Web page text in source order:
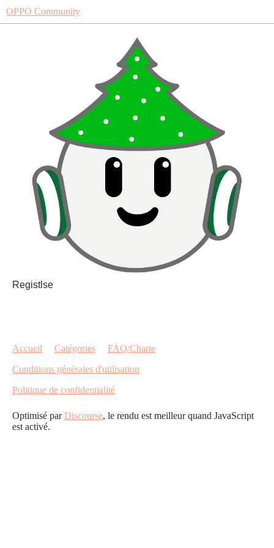
OPPO Community
Registlse
Accueil Catégories
FAQ/Charte
Conditions générales d'utilisation
Politique de confidentialité
Optimisé parDiscourse, le rendu est meilleur quand JavaScript
est activé.